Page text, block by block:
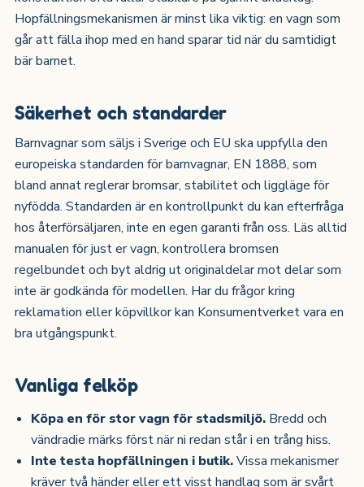
Hopfällningsmekanismen är minst lika viktig: en vagn som
går att fälla ihop med en hand sparar tid när du samtidigt
bär barnet.
Säkerhet och standarder
Barnvagnar som säljs i Sverige och EU ska uppfylla den
europeiska standarden för barnvagnar, EN 1888, som
bland annat reglerar bromsar, stabilitet och liggläge för
nyfödda. Standarden är en kontrollpunkt du kan efterfråga
hos återförsäljaren, inte en egen garanti från oss. Läs alltid
manualen för just er vagn, kontrollera bromsen
regelbundet och byt aldrig ut originaldelar mot delar som
inte är godkända för modellen. Har du frågor kring
reklamation eller köpvillkor kan Konsumentverket vara en
bra utgångspunkt.
Vanliga felköp
Köpa en för stor vagn för stadsmiljö. Bredd och
vändradie märks först när ni redan står i en trång hiss.
Inte testa hopfällningen i butik.Vissa mekanismer
kräver två händer eller ett visst handlag som är svårt